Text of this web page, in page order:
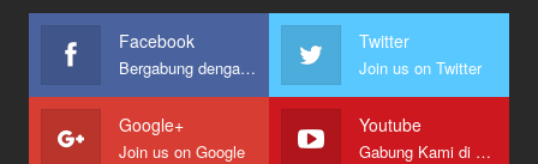
Facebook
Bergabung dengan kami
Twitter
Join us on Twitter
Google+
Join us on Google
Youtube
Gabung Kami di Youtube